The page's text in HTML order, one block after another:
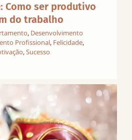
Como ser produtivo
do trabalho
, Desenvolvimento
Profissional, Felicidade,
,Sucesso